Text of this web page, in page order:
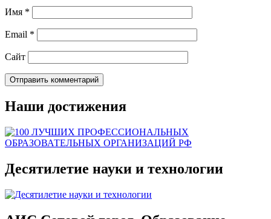
Имя *
Email *
Сайт
Наши достижения
Десятилетие науки и технологии